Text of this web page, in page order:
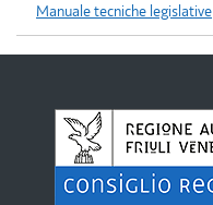
Manuale tecniche legislative